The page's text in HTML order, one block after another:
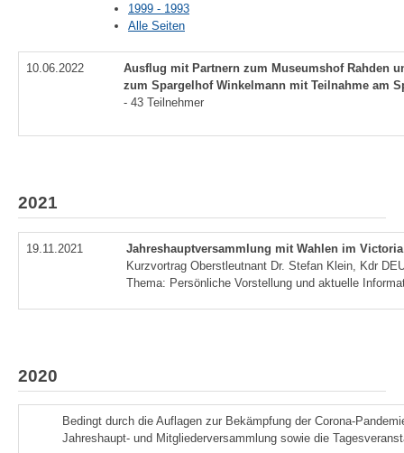
1999 - 1993
Alle Seiten
10.06.2022
Ausflug mit Partnern zum Museumshof Rahden
zum Spargelhof Winkelmann mit Teilnahme am
- 43
2021
19.11.2021
Jahreshauptversammlung mit Wahlen im
Kurzvortrag Oberstleutnant Dr. Stefan Klein, Kdr
Thema: Persönliche
2020
Bedingt durch die Auflagen zur Bekämpfung der Corona-
Jahreshaupt- und Mitgliederversammlung sowie die